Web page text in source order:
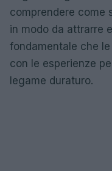
comprendere come
in modo da attrarre
fondamentale che
con le esperienze
legame duraturo.